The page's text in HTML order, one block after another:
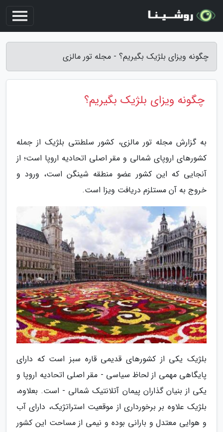
چگونه ویزای بلژیک بگیریم؟ - مجله تور مالزی
چگونه ویزای بلژیک بگیریم؟
به گزارش مجله تور مالزی، کشور سلطنتی بلژیک از جمله
کشورهای اروپای شمالی و مقر اصلی اتحادیه اروپا است؛ از
آنجایی که این کشور عضو منطقه شینگن است، ورود و
خروج به آن مستلزم دریافت ویزا است.
بلژیک یکی از کشورهای قدیمی قاره سبز است که دارای
پایگاهی مهمی از لحاظ سیاسی - مقر اصلی اتحادیه اروپا و
یکی از بنیان گذاران پیمان آتلانتیک شمالی - است. بعلاوه،
بلژیک علاوه بر برخورداری از موقعیت استراتژیک، دارای آب
و هوایی معتدل و بارانی بوده و نیمی از مساحت این کشور